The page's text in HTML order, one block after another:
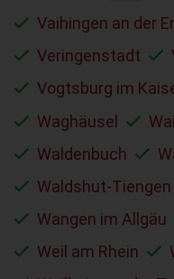
Vaihingen an der
Veringenstadt
Vogtsburg im
Waghäusel
Waldenbuch
Waldshut-Tiengen
Wangen im Allgäu
Weil am Rhein